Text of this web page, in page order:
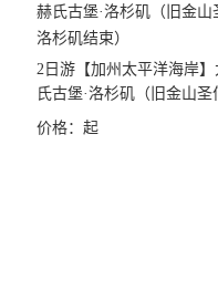
2日游【加州太平洋海岸】
氏古堡·洛杉矶（旧金山圣
洛杉矶结束）
价格： 起